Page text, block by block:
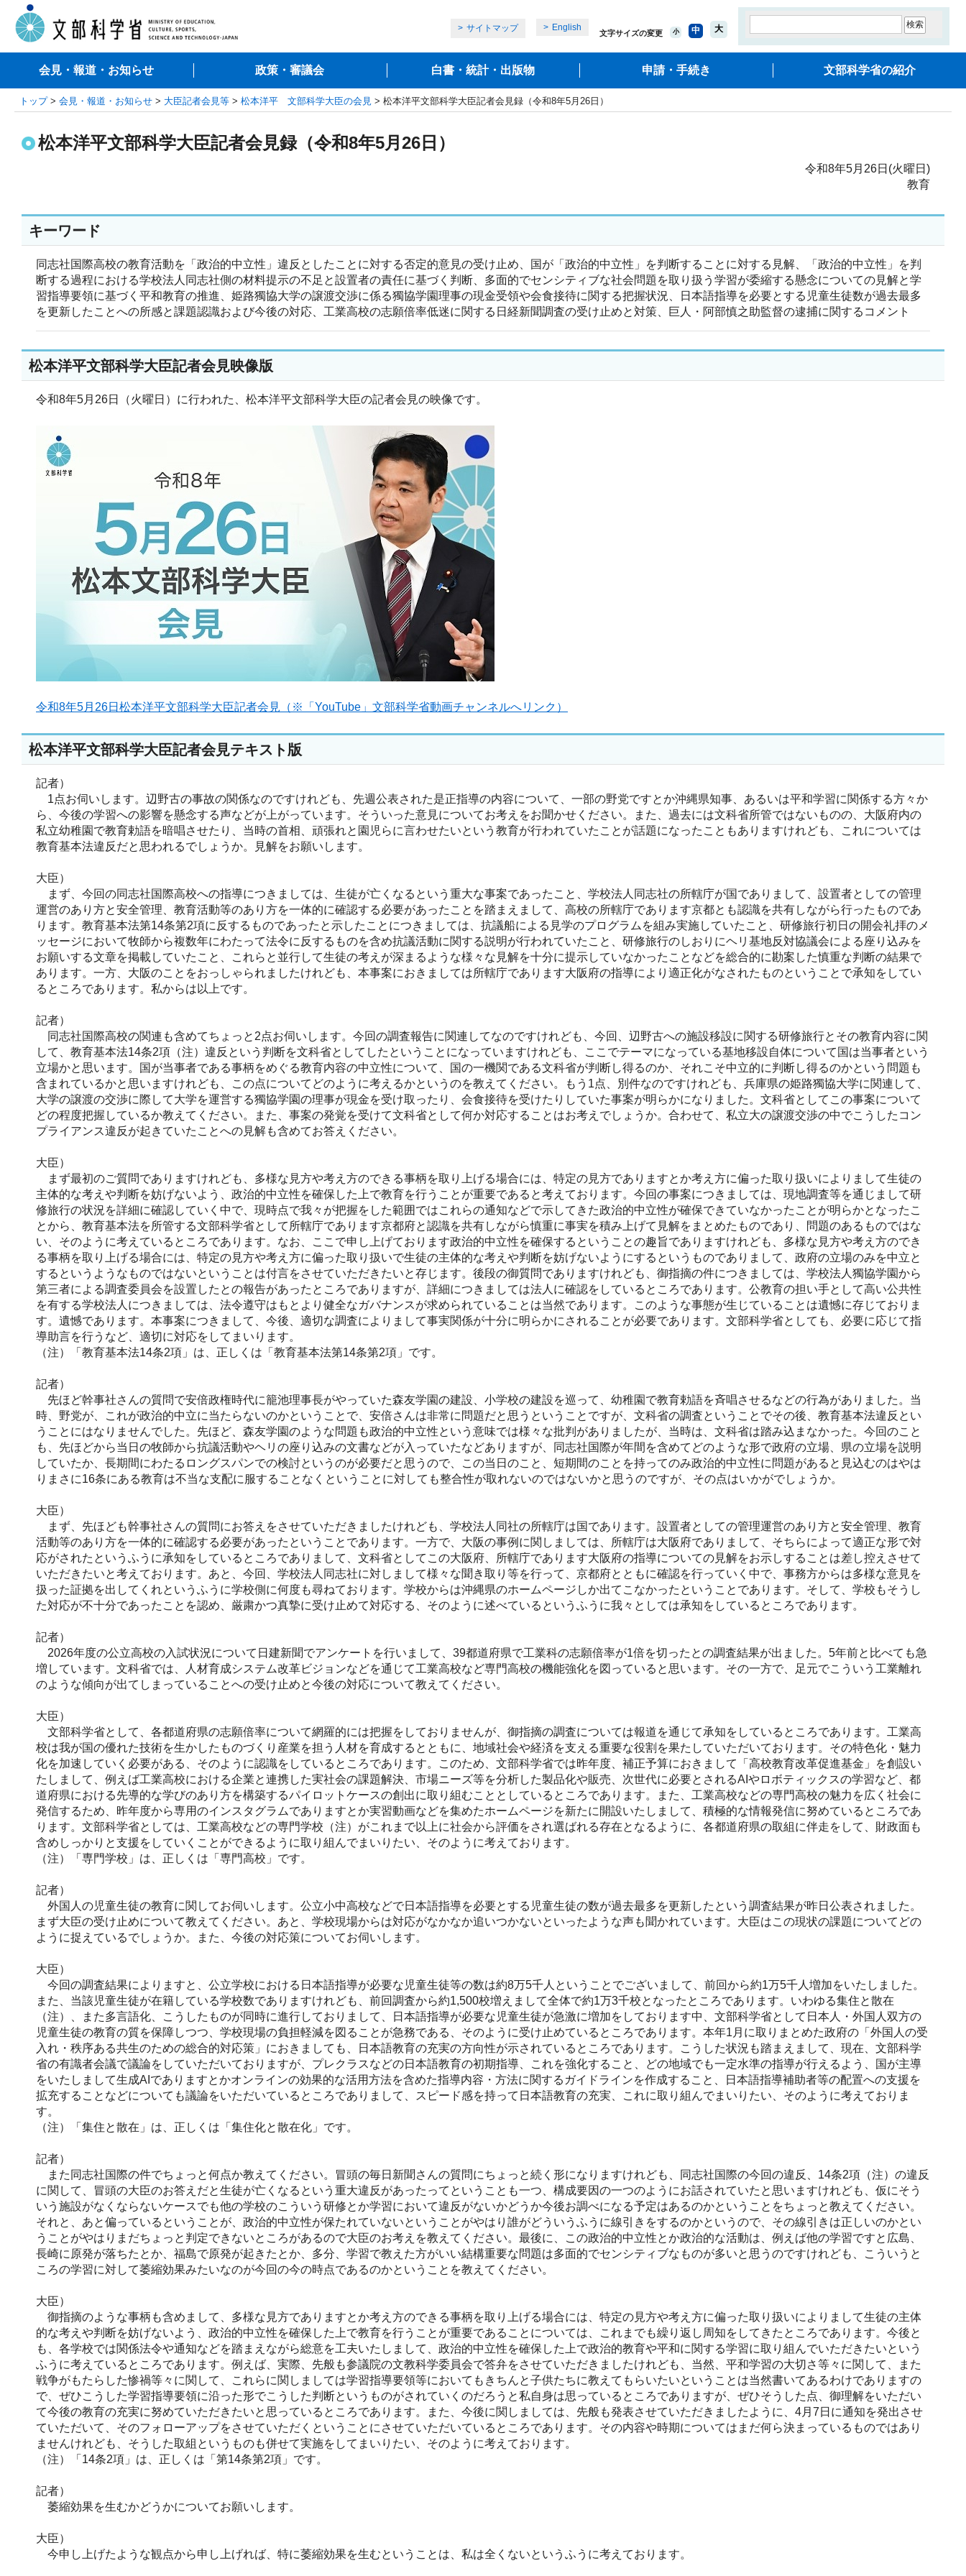
サイトマップ English
文字サイズの変更 小 中 大
会見・報道・お知らせ 政策・審議会 白書・統計・出版物 申請・手続き 文部科学省の紹介
トップ> 会見・報道・お知らせ > 大臣記者会見等 > 松本洋平 文部科学大臣の会見 > 松本洋平文部科学大臣記者会見録（令和8年5月26日）
松本洋平文部科学大臣記者会見録（令和8年5月26日）
令和8年5月26日(火曜日)
教育
キーワード
同志社国際高校の教育活動を「政治的中立性」違反としたことに対する否定的意見の受け止め、国が「政治的中立性」を判断することに対する見解、「政治的中立性」を判
断する過程における学校法人同志社側の材料提示の不足と設置者の責任に基づく判断、多面的でセンシティブな社会問題を取り扱う学習が委縮する懸念についての見解と学
習指導要領に基づく平和教育の推進、姫路獨協大学の譲渡交渉に係る獨協学園理事の現金受領や会食接待に関する把握状況、日本語指導を必要とする児童生徒数が過去最多
を更新したことへの所感と課題認識および今後の対応、工業高校の志願倍率低迷に関する日経新聞調査の受け止めと対策、巨人・阿部慎之助監督の逮捕に関するコメント
松本洋平文部科学大臣記者会見映像版
令和8年5月26日（火曜日）に行われた、松本洋平文部科学大臣の記者会見の映像です。
令和8年5月26日松本洋平文部科学大臣記者会見（※「YouTube」文部科学省動画チャンネルへリンク）
松本洋平文部科学大臣記者会見テキスト版
記者）
1点お伺いします。辺野古の事故の関係なのですけれども、先週公表された是正指導の内容について、一部の野党ですとか沖縄県知事、あるいは平和学習に関係する方々か
ら、今後の学習への影響を懸念する声などが上がっています。そういった意見についてお考えをお聞かせください。また、過去には文科省所管ではないものの、大阪府内の
私立幼稚園で教育勅語を暗唱させたり、当時の首相、頑張れと園児らに言わせたいという教育が行われていたことが話題になったこともありますけれども、これについては
教育基本法違反だと思われるでしょうか。見解をお願いします。
大臣）
まず、今回の同志社国際高校への指導につきましては、生徒が亡くなるという重大な事案であったこと、学校法人同志社の所轄庁が国でありまして、設置者としての管理
運営のあり方と安全管理、教育活動等のあり方を一体的に確認する必要があったことを踏まえまして、高校の所轄庁であります京都とも認識を共有しながら行ったものであ
ります。教育基本法第14条第2項に反するものであったと示したことにつきましては、抗議船による見学のプログラムを組み実施していたこと、研修旅行初日の開会礼拝のメ
ッセージにおいて牧師から複数年にわたって法令に反するものを含め抗議活動に関する説明が行われていたこと、研修旅行のしおりにヘリ基地反対協議会による座り込みを
お願いする文章を掲載していたこと、これらと並行して生徒の考えが深まるような様々な見解を十分に提示していなかったことなどを総合的に勘案した慎重な判断の結果で
あります。一方、大阪のことをおっしゃられましたけれども、本事案におきましては所轄庁であります大阪府の指導により適正化がなされたものということで承知をしてい
るところであります。私からは以上です。
記者）
同志社国際高校の関連も含めてちょっと2点お伺いします。今回の調査報告に関連してなのですけれども、今回、辺野古への施設移設に関する研修旅行とその教育内容に関
して、教育基本法14条2項（注）違反という判断を文科省としてしたということになっていますけれども、ここでテーマになっている基地移設自体について国は当事者という
立場かと思います。国が当事者である事柄をめぐる教育内容の中立性について、国の一機関である文科省が判断し得るのか、それこそ中立的に判断し得るのかという問題も
含まれているかと思いますけれども、この点についてどのように考えるかというのを教えてください。もう1点、別件なのですけれども、兵庫県の姫路獨協大学に関連して、
大学の譲渡の交渉に際して大学を運営する獨協学園の理事が現金を受け取ったり、会食接待を受けたりしていた事案が明らかになりました。文科省としてこの事案について
どの程度把握しているか教えてください。また、事案の発覚を受けて文科省として何か対応することはお考えでしょうか。合わせて、私立大の譲渡交渉の中でこうしたコン
プライアンス違反が起きていたことへの見解も含めてお答えください。
大臣）
まず最初のご質問でありますけれども、多様な見方や考え方のできる事柄を取り上げる場合には、特定の見方でありますとか考え方に偏った取り扱いによりまして生徒の
主体的な考えや判断を妨げないよう、政治的中立性を確保した上で教育を行うことが重要であると考えております。今回の事案につきましては、現地調査等を通じまして研
修旅行の状況を詳細に確認していく中で、現時点で我々が把握をした範囲ではこれらの通知などで示してきた政治的中立性が確保できていなかったことが明らかとなったこ
とから、教育基本法を所管する文部科学省として所轄庁であります京都府と認識を共有しながら慎重に事実を積み上げて見解をまとめたものであり、問題のあるものではな
い、そのように考えているところであります。なお、ここで申し上げております政治的中立性を確保するということの趣旨でありますけれども、多様な見方や考え方のでき
る事柄を取り上げる場合には、特定の見方や考え方に偏った取り扱いで生徒の主体的な考えや判断を妨げないようにするというものでありまして、政府の立場のみを中立と
するというようなものではないということは付言をさせていただきたいと存じます。後段の御質問でありますけれども、御指摘の件につきましては、学校法人獨協学園から
第三者による調査委員会を設置したとの報告があったところでありますが、詳細につきましては法人に確認をしているところであります。公教育の担い手として高い公共性
を有する学校法人につきましては、法令遵守はもとより健全なガバナンスが求められていることは当然であります。このような事態が生じていることは遺憾に存じておりま
す。遺憾であります。本事案につきまして、今後、適切な調査によりまして事実関係が十分に明らかにされることが必要であります。文部科学省としても、必要に応じて指
導助言を行うなど、適切に対応をしてまいります。
（注）「教育基本法14条2項」は、正しくは「教育基本法第14条第2項」です。
記者）
先ほど幹事社さんの質問で安倍政権時代に籠池理事長がやっていた森友学園の建設、小学校の建設を巡って、幼稚園で教育勅語を斉唱させるなどの行為がありました。当
時、野党が、これが政治的中立に当たらないのかということで、安倍さんは非常に問題だと思うということですが、文科省の調査ということでその後、教育基本法違反とい
うことにはなりませんでした。先ほど、森友学園のような問題も政治的中立性という意味では様々な批判がありましたが、当時は、文科省は踏み込まなかった。今回のこと
も、先ほどから当日の牧師から抗議活動やヘリの座り込みの文書などが入っていたなどありますが、同志社国際が年間を含めてどのような形で政府の立場、県の立場を説明
していたか、長期間にわたるロングスパンでの検討というのが必要だと思うので、この当日のこと、短期間のことを持ってのみ政治的中立性に問題があると見込むのはやは
りまさに16条にある教育は不当な支配に服することなくということに対しても整合性が取れないのではないかと思うのですが、その点はいかがでしょうか。
大臣）
まず、先ほども幹事社さんの質問にお答えをさせていただきましたけれども、学校法人同社の所轄庁は国であります。設置者としての管理運営のあり方と安全管理、教育
活動等のあり方を一体的に確認する必要があったということであります。一方で、大阪の事例に関しましては、所轄庁は大阪府でありまして、そちらによって適正な形で対
応がされたというふうに承知をしているところでありまして、文科省としてこの大阪府、所轄庁であります大阪府の指導についての見解をお示しすることは差し控えさせて
いただきたいと考えております。あと、今回、学校法人同志社に対しまして様々な聞き取り等を行って、京都府とともに確認を行っていく中で、事務方からは多様な意見を
扱った証拠を出してくれというふうに学校側に何度も尋ねております。学校からは沖縄県のホームページしか出てこなかったということであります。そして、学校もそうし
た対応が不十分であったことを認め、厳粛かつ真摯に受け止めて対応する、そのように述べているというふうに我々としては承知をしているところであります。
記者）
2026年度の公立高校の入試状況について日建新聞でアンケートを行いまして、39都道府県で工業科の志願倍率が1倍を切ったとの調査結果が出ました。5年前と比べても急
増しています。文科省では、人材育成システム改革ビジョンなどを通じて工業高校など専門高校の機能強化を図っていると思います。その一方で、足元でこういう工業離れ
のような傾向が出てしまっていることへの受け止めと今後の対応について教えてください。
大臣）
文部科学省として、各都道府県の志願倍率について網羅的には把握をしておりませんが、御指摘の調査については報道を通じて承知をしているところであります。工業高
校は我が国の優れた技術を生かしたものづくり産業を担う人材を育成するとともに、地域社会や経済を支える重要な役割を果たしていただいております。その特色化・魅力
化を加速していく必要がある、そのように認識をしているところであります。このため、文部科学省では昨年度、補正予算におきまして「高校教育改革促進基金」を創設い
たしまして、例えば工業高校における企業と連携した実社会の課題解決、市場ニーズ等を分析した製品化や販売、次世代に必要とされるAIやロボティックスの学習など、都
道府県における先導的な学びのあり方を構築するパイロットケースの創出に取り組むこととしているところであります。また、工業高校などの専門高校の魅力を広く社会に
発信するため、昨年度から専用のインスタグラムでありますとか実習動画などを集めたホームページを新たに開設いたしまして、積極的な情報発信に努めているところであ
ります。文部科学省としては、工業高校などの専門学校（注）がこれまで以上に社会から評価をされ選ばれる存在となるように、各都道府県の取組に伴走をして、財政面も
含めしっかりと支援をしていくことができるように取り組んでまいりたい、そのように考えております。
（注）「専門学校」は、正しくは「専門高校」です。
記者）
外国人の児童生徒の教育に関してお伺いします。公立小中高校などで日本語指導を必要とする児童生徒の数が過去最多を更新したという調査結果が昨日公表されました。
まず大臣の受け止めについて教えてください。あと、学校現場からは対応がなかなか追いつかないといったような声も聞かれています。大臣はこの現状の課題についてどの
ように捉えているでしょうか。また、今後の対応策についてお伺いします。
大臣）
今回の調査結果によりますと、公立学校における日本語指導が必要な児童生徒等の数は約8万5千人ということでございまして、前回から約1万5千人増加をいたしました。
また、当該児童生徒が在籍している学校数でありますけれども、前回調査から約1,500校増えまして全体で約1万3千校となったところであります。いわゆる集住と散在
（注）、また多言語化、こうしたものが同時に進行しておりまして、日本語指導が必要な児童生徒が急激に増加をしております中、文部科学省として日本人・外国人双方の
児童生徒の教育の質を保障しつつ、学校現場の負担軽減を図ることが急務である、そのように受け止めているところであります。本年1月に取りまとめた政府の「外国人の受
入れ・秩序ある共生のための総合的対応策」におきましても、日本語教育の充実の方向性が示されているところであります。こうした状況も踏まえまして、現在、文部科学
省の有識者会議で議論をしていただいておりますが、プレクラスなどの日本語教育の初期指導、これを強化すること、どの地域でも一定水準の指導が行えるよう、国が主導
をいたしまして生成AIでありますとかオンラインの効果的な活用方法を含めた指導内容・方法に関するガイドラインを作成すること、日本語指導補助者等の配置への支援を
拡充することなどについても議論をいただいているところでありまして、スピード感を持って日本語教育の充実、これに取り組んでまいりたい、そのように考えておりま
す。
（注）「集住と散在」は、正しくは「集住化と散在化」です。
記者）
また同志社国際の件でちょっと何点か教えてください。冒頭の毎日新聞さんの質問にちょっと続く形になりますけれども、同志社国際の今回の違反、14条2項（注）の違反
に関して、冒頭の大臣のお答えだと生徒が亡くなるという重大違反があったってということも一つ、構成要因の一つのようにお話されていたと思いますけれども、仮にそう
いう施設がなくならないケースでも他の学校のこういう研修とか学習において違反がないかどうか今後お調べになる予定はあるのかということをちょっと教えてください。
それと、あと偏っているということが、政治的中立性が保たれていないということがやはり誰がどういうふうに線引きをするのかというので、その線引きは正しいのかとい
うことがやはりまだちょっと判定できないところがあるので大臣のお考えを教えてください。最後に、この政治的中立性とか政治的な活動は、例えば他の学習ですと広島、
長崎に原発が落ちたとか、福島で原発が起きたとか、多分、学習で教えた方がいい結構重要な問題は多面的でセンシティブなものが多いと思うのですけれども、こういうと
ころの学習に対して萎縮効果みたいなのが今回の今の時点であるのかということを教えてください。
大臣）
御指摘のような事柄も含めまして、多様な見方でありますとか考え方のできる事柄を取り上げる場合には、特定の見方や考え方に偏った取り扱いによりまして生徒の主体
的な考えや判断を妨げないよう、政治的中立性を確保した上で教育を行うことが重要であることについては、これまでも繰り返し周知をしてきたところであります。今後と
も、各学校では関係法令や通知などを踏まえながら総意を工夫いたしまして、政治的中立性を確保した上で政治的教育や平和に関する学習に取り組んでいただきたいという
ふうに考えているところであります。例えば、実際、先般も参議院の文教科学委員会で答弁をさせていただきましたけれども、当然、平和学習の大切さ等々に関して、また
戦争がもたらした惨禍等々に関して、これらに関しましては学習指導要領等においてもきちんと子供たちに教えてもらいたいということは当然書いてあるわけでありますの
で、ぜひこうした学習指導要領に沿った形でこうした判断というものがされていくのだろうと私自身は思っているところでありますが、ぜひそうした点、御理解をいただい
て今後の教育の充実に努めていただきたいと思っているところであります。また、今後に関しましては、先般も発表させていただきましたように、4月7日に通知を発出させ
ていただいて、そのフォローアップをさせていただくということにさせていただいているところであります。その内容や時期についてはまだ何ら決まっているものではあり
ませんけれども、そうした取組というものも併せて実施をしてまいりたい、そのように考えております。
（注）「14条2項」は、正しくは「第14条第2項」です。
記者）
萎縮効果を生むかどうかについてお願いします。
大臣）
今申し上げたような観点から申し上げれば、特に萎縮効果を生むということは、私は全くないというふうに考えております。